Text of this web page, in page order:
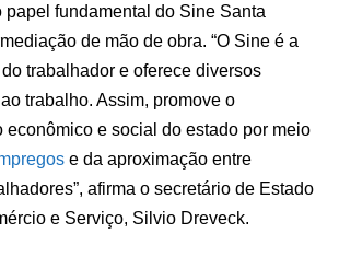
papel fundamental do Sine Santa
de mão de obra. “O Sine é a
trabalhador e oferece diversos
trabalho. Assim, promove o
econômico e social do estado por meio
e da aproximação entre
afirma o secretário de Estado
e Serviço, Silvio Dreveck.